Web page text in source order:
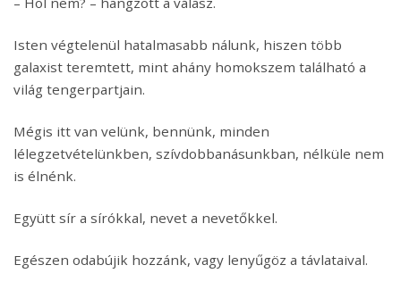
Isten végtelenül hatalmasabb nálunk, hiszen több
galaxist teremtett, mint ahány homokszem található a
világ tengerpartjain.
Mégis itt van velünk, bennünk, minden
lélegzetvételünkben, szívdobbanásunkban, nélküle nem
is élnénk.
Együtt sír a sírókkal, nevet a nevetőkkel.
Egészen odabújik hozzánk, vagy lenyűgöz a távlataival.